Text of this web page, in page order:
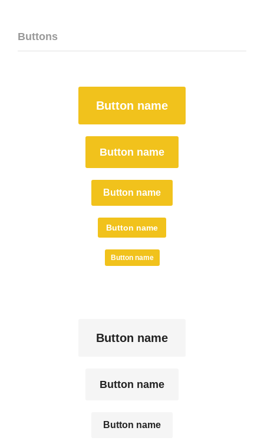
Buttons
Button name
Button name
Button name
Button name
Button name
Button name
Button name
Button name